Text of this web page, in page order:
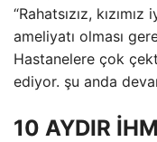
“Rahatsızız,
ameliyatı olması
Hastanelere çok
ediyor. şu anda
10 AYDIR